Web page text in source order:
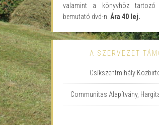
valamint a könyvhöz
bemutató dvd-n. Ára 40 lej.
A SZERVEZET
Csíkszentmihály
Communitas Alapítvány,